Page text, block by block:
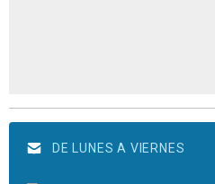
DE LUNES A VIERNES